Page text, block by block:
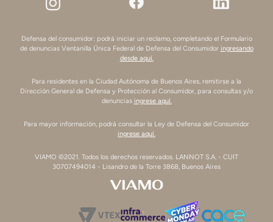
Defensa del consumidor: podrá iniciar un reclamo, completando el Formulario
de denuncias Ventanilla Única Federal de Defensa del Consumidor ingresando
desde aquí.
Para residentes en la Ciudad Autónoma de Buenos Aires, remitirse a la
Dirección General de Defensa y Protección al Consumidor, para consultas y/o
denuncias ingrese aquí.
Para mayor información, podrá consultar la Ley de Defensa del Consumidor
ingrese aquí.
VIAMO ©2021. Todos los derechos reservados. LANNOT S.A. - CUIT
30707494014 - Lisandro de la Torre 3868, Buenos Aires